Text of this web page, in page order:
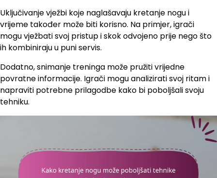
Uključivanje vježbi koje naglašavaju kretanje nogu i
vrijeme također može biti korisno. Na primjer, igrači
mogu vježbati svoj pristup i skok odvojeno prije nego što
ih kombiniraju u puni servis.
Dodatno, snimanje treninga može pružiti vrijedne
povratne informacije. Igrači mogu analizirati svoj ritam i
napraviti potrebne prilagodbe kako bi poboljšali svoju
tehniku.